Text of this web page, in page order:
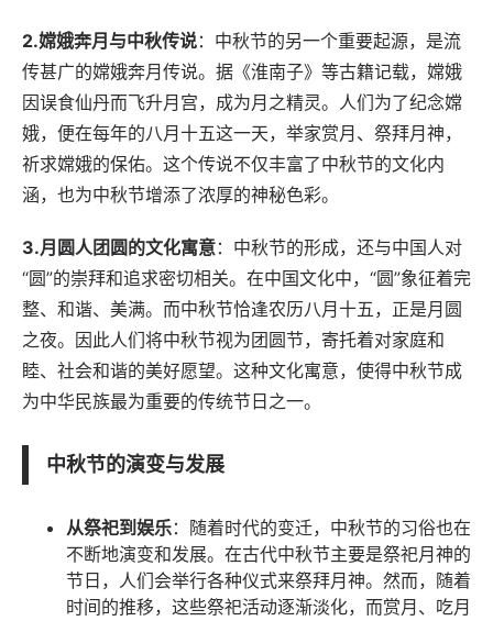
2.嫦娥奔月与中秋传说：中秋节的另一个重要起源，是流
传甚广的嫦娥奔月传说。据《淮南子》等古籍记载，嫦娥
因误食仙丹而飞升月宫，成为月之精灵。人们为了纪念嫦
娥，便在每年的八月十五这一天，举家赏月、祭拜月神，
祈求嫦娥的保佑。这个传说不仅丰富了中秋节的文化内
涵，也为中秋节增添了浓厚的神秘色彩。
3.月圆人团圆的文化寓意：中秋节的形成，还与中国人对
“圆”的崇拜和追求密切相关。在中国文化中，“圆”象征着完
整、和谐、美满。而中秋节恰逢农历八月十五，正是月圆
之夜。因此人们将中秋节视为团圆节，寄托着对家庭和
睦、社会和谐的美好愿望。这种文化寓意，使得中秋节成
为中华民族最为重要的传统节日之一。
中秋节的演变与发展
从祭祀到娱乐：随着时代的变迁，中秋节的习俗也在
不断地演变和发展。在古代中秋节主要是祭祀月神的
节日，人们会举行各种仪式来祭拜月神。然而，随着
时间的推移，这些祭祀活动逐渐淡化，而赏月、吃月